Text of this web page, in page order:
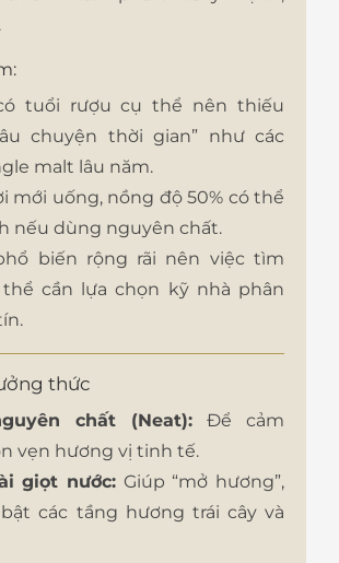
tuổi rượu cụ thể nên thiếu
chuyện thời gian” như các
malt lâu năm.
mới uống, nồng độ 50% có thể
nếu dùng nguyên chất.
biến rộng rãi nên việc tìm
cần lựa chọn kỹ nhà phân
thức
chất (Neat): Để cảm
vẹn hương vị tinh tế.
giọt nước: Giúp “mở hương”,
các tầng hương trái cây và